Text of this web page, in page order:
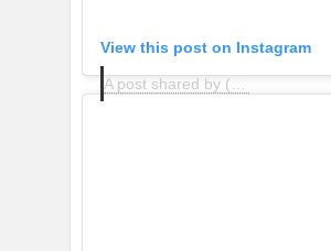
View this post on Instagram
A post shared by (@happy_family_traveling_at_4)